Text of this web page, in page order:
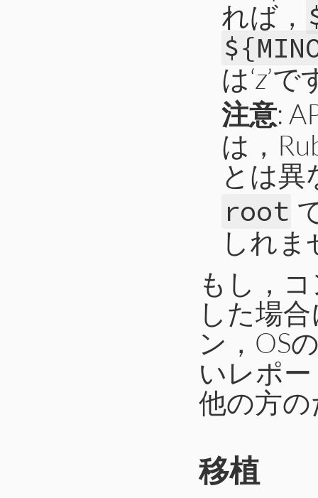
れば，
は‘z’で
注意:
は，
とは異
root
しれま
もし，
した場
ン，OS
いレポ
他の方
移植